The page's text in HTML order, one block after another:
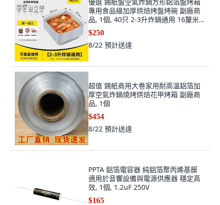
專用食品級加厚烘焙烤盤烤碗 副廠商
品, 1個, 40只 2-3升炸鍋通用 16釐米
小號
$250
8/22 預計送達
超值 錫紙商用大卷家用耐高溫鋁箔加
厚空氣炸鍋燒烤烘焙花甲烤箱 副廠商
品, 1個
$454
8/22 預計送達
PPTA 鋁箔電容器 純鋁箔聚丙烯基膜
適用於音響設備與電源供應器 穩定高
效, 1個, 1.2uF 250V
$165